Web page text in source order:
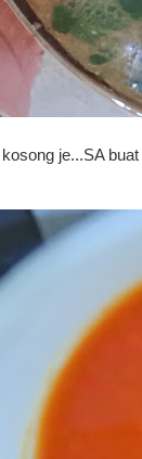
je...SA